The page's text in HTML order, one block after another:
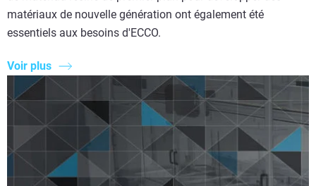
matériaux de nouvelle génération ont également été
essentiels aux besoins d'ECCO.
Voir plus